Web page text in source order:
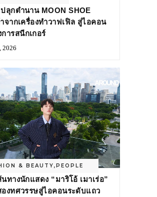
ลุกตำนาน MOON SHOE
จากเครื่องทำวาฟเฟิล สู่ไอคอน
การสนีกเกอร์
2026
& BEAUTY,PEOPLE
นทางนักแสดง “มาริโอ้ เมาเร่อ”
องทศวรรษสู่ไอคอนระดับแถว